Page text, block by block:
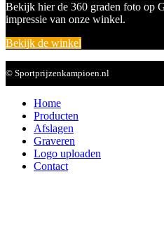
Bekijk hier de 360 graden foto op
impressie van onze winkel.
Bekijk de winkel
© Sportprijzenkampioen.nl
Home
Producten
Afslagen
Graveren
Logo uploaden
Contact